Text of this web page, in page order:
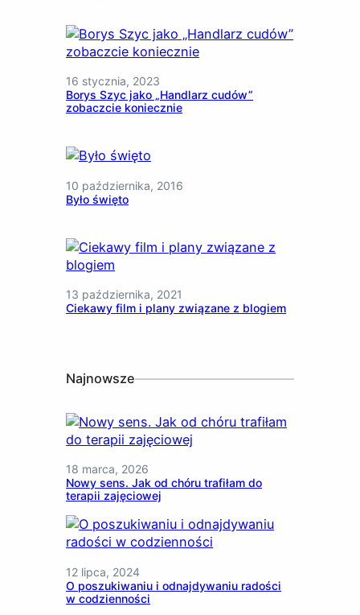
16 stycznia, 2023
Borys Szyc jako „Handlarz cudów”
zobaczcie koniecznie
10 października, 2016
Było święto
13 października, 2021
Ciekawy film i plany związane z blogiem
Najnowsze
18 marca, 2026
Nowy sens. Jak od chóru trafiłam do
terapii zajęciowej
12 lipca, 2024
O poszukiwaniu i odnajdywaniu radości
w codzienności